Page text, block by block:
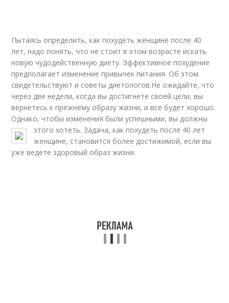
Пытаясь определить, как похудеть женщине после 40
лет, надо понять, что не стоит в этом возрасте искать
новую чудодейственную диету. Эффективное похудение
предполагает изменение привычек питания. Об этом
свидетельствуют и советы диетологов.Не ожидайте, что
через две недели, когда вы достигнете своей цели, вы
вернетесь к прежнему образу жизни, и все будет хорошо.
Однако, чтобы изменения были успешными, вы должны
этого хотеть.Задача, как похудеть после 40 лет
женщине, становится более достижимой, если вы
уже ведете здоровый образ жизни.